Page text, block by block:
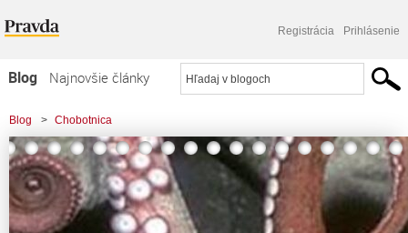
Registrácia Prihlásenie
Blog
Najnovšie články
Najčítanejšie články
Najkomentovanejšie články
Zoznam blogov
Komerčné blogy
Blog > Chobotnica
> Blýska sa na lepšie časy v tomto skorumpovanom štáte?